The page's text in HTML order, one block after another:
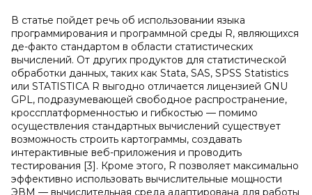
В статье пойдет речь об использовании языка
программирования и программной среды R, являющихся
де-факто стандартом в области статистических
вычислений. От других продуктов для статистической
обработки данных, таких как Stata, SAS, SPSS Statistics
или STATISTICA R выгодно отличается лицензией GNU
GPL, подразумевающей свободное распространение,
кроссплатформенностью и гибкостью — помимо
осуществления стандартных вычислений существует
возможность строить картограммы, создавать
интерактивные веб-приложения и проводить
тестирования [3]. Кроме этого, R позволяет максимально
эффективно использовать вычислительные мощности
ЭВМ — вычислительная среда адаптирована для работы